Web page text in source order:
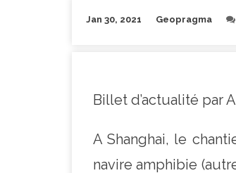
Jan 30, 2021 Geopragma
Billet d’actualité par
A Shanghai, le
navire amphibie